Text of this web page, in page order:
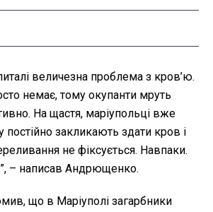
величезна проблема з кров’ю.
немає, тому окупанти мруть
На щастя, маріупольці вже
постійно закликають здати кров і
не фіксується. Навпаки.
– написав Андрющенко.
що в Маріуполі загарбники